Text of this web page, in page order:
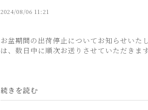
2024/08/06 11:21
お盆期間の出荷停止についてお知らせいた
は、数日中に順次お送りさせていただき
続きを読む